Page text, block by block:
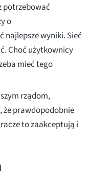
potrzebować
o
najlepsze wyniki. Sieć
Choć użytkownicy
mieć tego
rządom,
że prawdopodobnie
to zaakceptują i